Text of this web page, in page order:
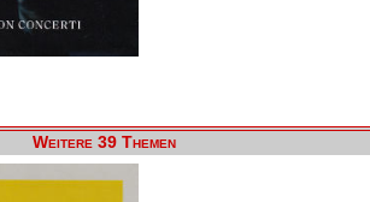
Weitere 39 Themen